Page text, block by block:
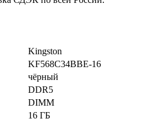
Kingston
KF568C34BBE-16
чёрный
DDR5
DIMM
16 ГБ